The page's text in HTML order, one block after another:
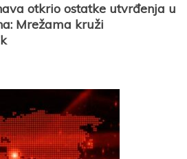
otkrio ostatke utvrđenja u
Mrežama kruži